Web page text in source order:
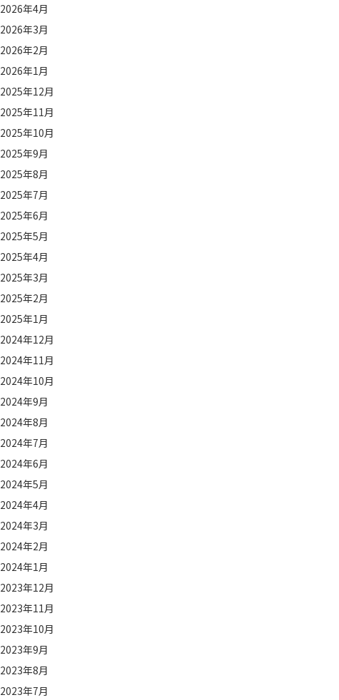
2026年4月
2026年3月
2026年2月
2026年1月
2025年12月
2025年11月
2025年10月
2025年9月
2025年8月
2025年7月
2025年6月
2025年5月
2025年4月
2025年3月
2025年2月
2025年1月
2024年12月
2024年11月
2024年10月
2024年9月
2024年8月
2024年7月
2024年6月
2024年5月
2024年4月
2024年3月
2024年2月
2024年1月
2023年12月
2023年11月
2023年10月
2023年9月
2023年8月
2023年7月